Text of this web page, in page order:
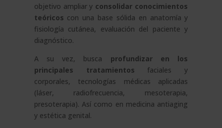
objetivo ampliar y consolidar conocimientos
teóricos con una base sólida en anatomía y
fisiología cutánea, evaluación del paciente y
diagnóstico.
A su vez, busca profundizar en los
principales tratamientos faciales y
corporales, tecnologías médicas aplicadas
(láser, radiofrecuencia, mesoterapia,
presoterapia). Así como en medicina antiaging
y estética genital.